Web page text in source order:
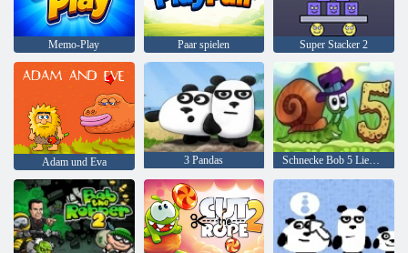
Memo-Play Paar spielen Super Stacker 2
Adam und Eva 3 Pandas Schnecke Bob 5 Liebesgeschichte